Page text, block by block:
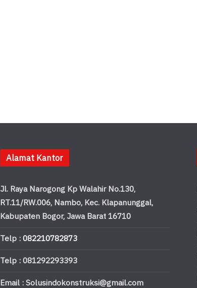
Alamat Kantor
Jl. Raya Narogong Kp Walahir No.130,
RT.11/RW.006, Nambo, Kec. Klapanunggal,
Kabupaten Bogor, Jawa Barat 16710
Telp :082210782873
Telp : 081292293393
Email : Solusindokonstruksi@gmail.com